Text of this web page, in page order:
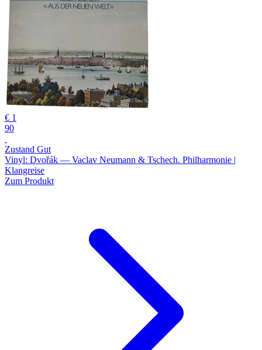
€ 1
90
Zustand Gut
Vinyl: Dvořák — Vaclav Neumann & Tschech. Philharmonie |
Klangreise
Zum Produkt